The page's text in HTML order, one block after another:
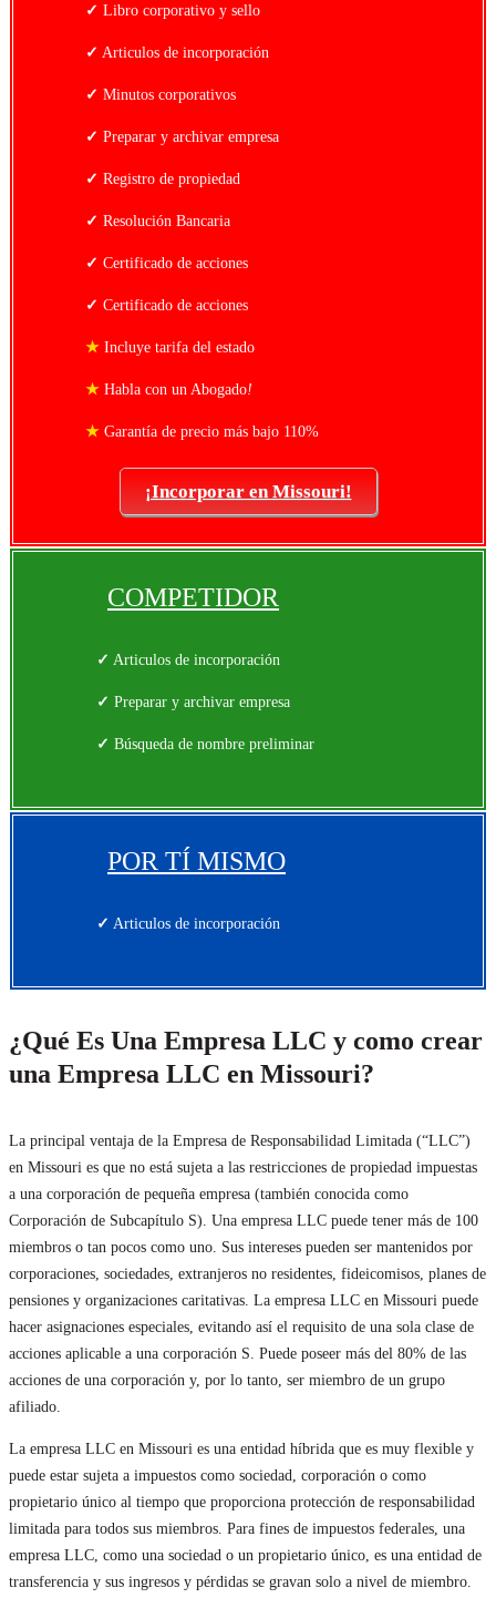
✓ Libro corporativo y sello
✓ Articulos de incorporación
✓ Minutos corporativos
✓ Preparar y archivar empresa
✓ Registro de propiedad
✓ Resolución Bancaria
✓ Certificado de acciones
✓ Certificado de acciones
★ Incluye tarifa del estado
★ Habla con un Abogado!
★ Garantía de precio más bajo 110%
¡Incorporar en Missouri!
COMPETIDOR
✓ Articulos de incorporación
✓ Preparar y archivar empresa
✓ Búsqueda de nombre preliminar
POR TÍ MISMO
✓ Articulos de incorporación
¿Qué Es Una Empresa LLC y como crear
una Empresa LLC en Missouri?
La principal ventaja de la Empresa de Responsabilidad Limitada (“LLC”)
en Missouri es que no está sujeta a las restricciones de propiedad impuestas
a una corporación de pequeña empresa (también conocida como
Corporación de Subcapítulo S). Una empresa LLC puede tener más de 100
miembros o tan pocos como uno. Sus intereses pueden ser mantenidos por
corporaciones, sociedades, extranjeros no residentes, fideicomisos, planes de
pensiones y organizaciones caritativas. La empresa LLC en Missouri puede
hacer asignaciones especiales, evitando así el requisito de una sola clase de
acciones aplicable a una corporación S. Puede poseer más del 80% de las
acciones de una corporación y, por lo tanto, ser miembro de un grupo
afiliado.
La empresa LLC en Missouri es una entidad híbrida que es muy flexible y
puede estar sujeta a impuestos como sociedad, corporación o como
propietario único al tiempo que proporciona protección de responsabilidad
limitada para todos sus miembros. Para fines de impuestos federales, una
empresa LLC, como una sociedad o un propietario único, es una entidad de
transferencia y sus ingresos y pérdidas se gravan solo a nivel de miembro.